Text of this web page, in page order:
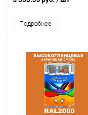
Подробнее